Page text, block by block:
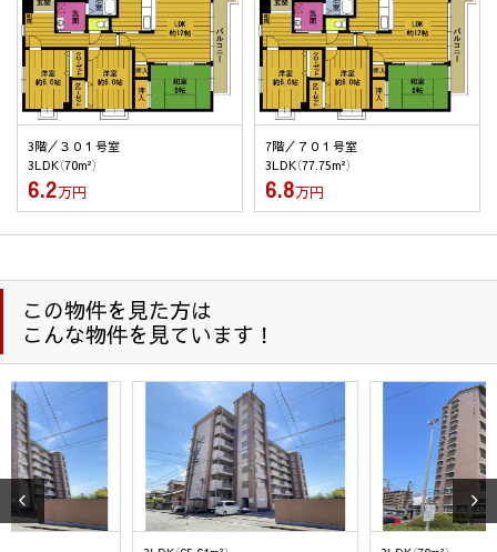
ありましたら、利用を停止致します。
(6) 個人情報保護のため、当社が以前から保有しています個人
情報の利用にあたっては、本人の同意を得たうえでご利用
させて頂きます。
(7) 防犯のための監視カメラの画像
(8) 名刺交換などで取得した取引先様の個人情報は、業務連
絡・業務依頼・業務に関連する情報提供のために使用しま
す。
のため利用します。
２．個人情報の委託
当社は、1項(1)～(9)の利用目的・業務を履行する為、外部業者
に委託することがあります。この場合、契約等で個人情報の安
全管理に努めます。
３．個人情報の第三者提供
当社が保有する個人情報については、上記1.の利用目的達成の
3階／３０１号室
3LDK（70m²）
6.2万円
7階／７０１号室
3LDK（77.75m²）
6.8万円
この物件を見た方は
こんな物件を見ています！